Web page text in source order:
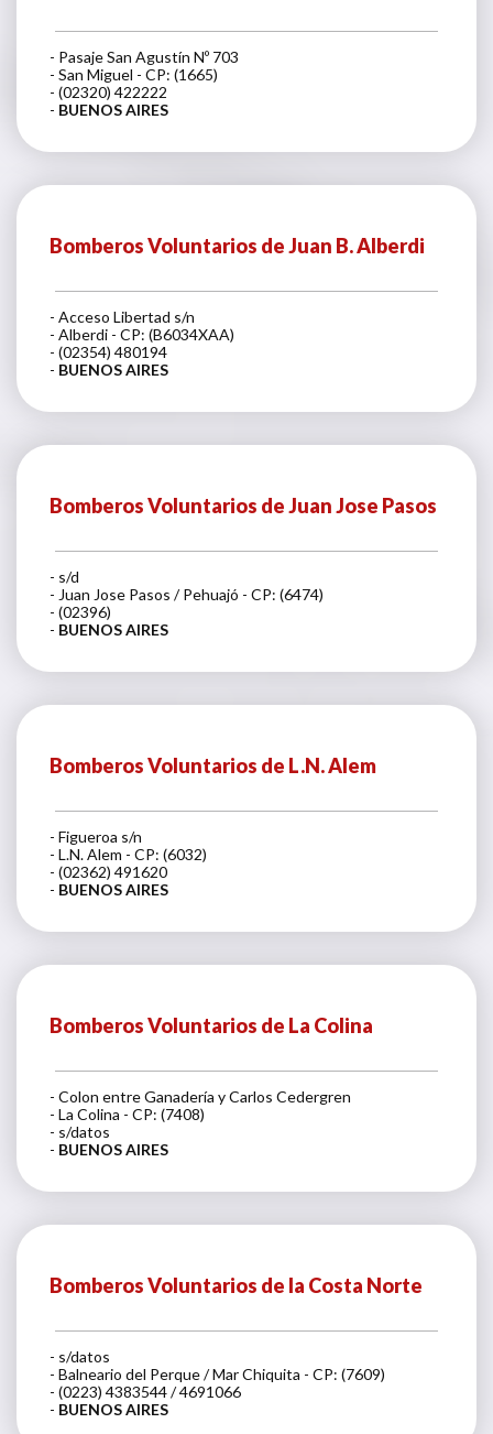
- Pasaje San Agustín Nº 703
- San Miguel - CP: (1665)
- (02320) 422222
- BUENOS AIRES
Bomberos Voluntarios de Juan B. Alberdi
- Acceso Libertad s/n
- Alberdi - CP: (B6034XAA)
- (02354) 480194
- BUENOS AIRES
Bomberos Voluntarios de Juan Jose Pasos
- s/d
- Juan Jose Pasos / Pehuajó - CP: (6474)
- (02396)
- BUENOS AIRES
Bomberos Voluntarios de L.N. Alem
- Figueroa s/n
- L.N. Alem - CP: (6032)
- (02362) 491620
- BUENOS AIRES
Bomberos Voluntarios de La Colina
- Colon entre Ganadería y Carlos Cedergren
- La Colina - CP: (7408)
- s/datos
- BUENOS AIRES
Bomberos Voluntarios de la Costa Norte
- s/datos
- Balneario del Perque / Mar Chiquita - CP: (7609)
- (0223) 4383544 / 4691066
- BUENOS AIRES